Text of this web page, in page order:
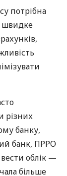
потрібна
швидке
різних
банку,
банк, ПРРО
облік —
більше